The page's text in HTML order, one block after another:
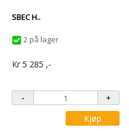
SBEC H..
2 på lager
Kr5 285 ,-
Kjøp